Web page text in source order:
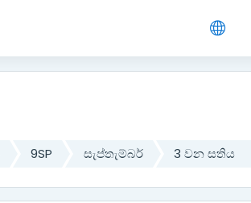
9SP සැප්තැම්බර් 3 වන සතිය